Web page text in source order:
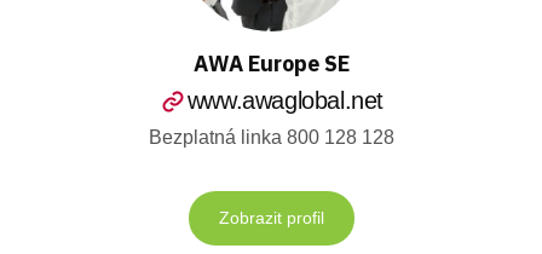
AWA Europe SE
www.awaglobal.net
Bezplatná linka 800 128 128
Zobrazit profil